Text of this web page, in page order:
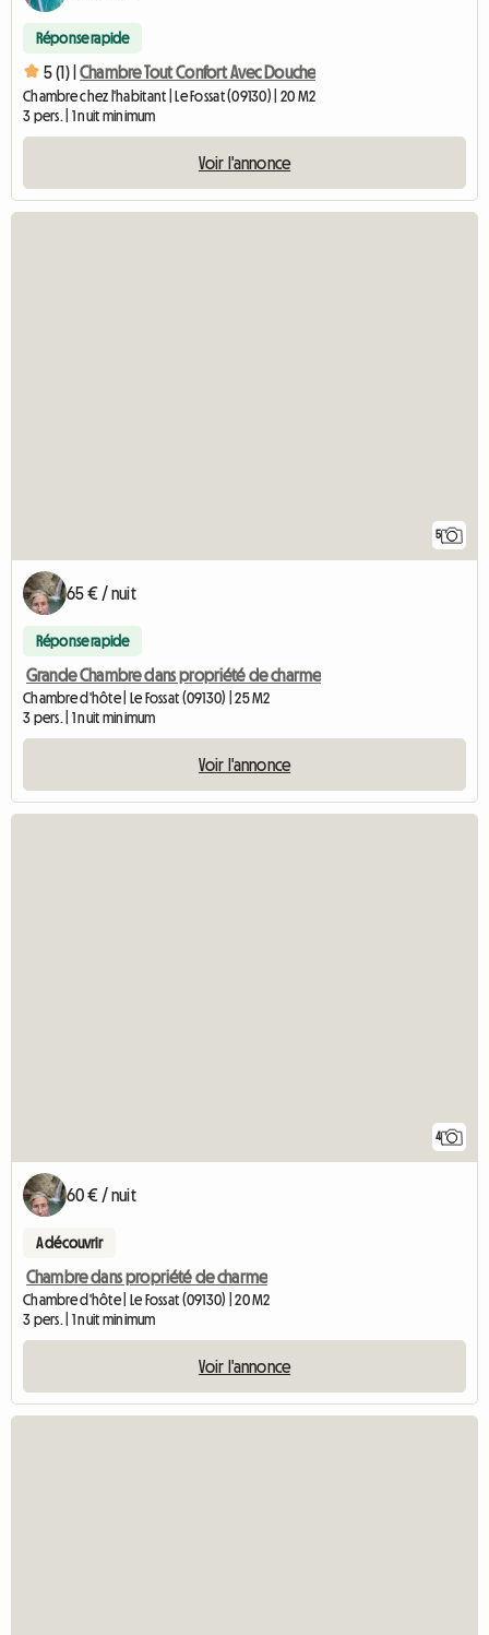
Réponse rapide
5 (1) | Chambre Tout Confort Avec Douche
Chambre chez l'habitant | Le Fossat (09130) | 20 M2
3 pers. | 1 nuit minimum
Voir l'annonce
5
65 € / nuit
Réponse rapide
Grande Chambre dans propriété de charme
Chambre d'hôte | Le Fossat (09130) | 25 M2
3 pers. | 1 nuit minimum
Voir l'annonce
4
60 € / nuit
A découvrir
Chambre dans propriété de charme
Chambre d'hôte | Le Fossat (09130) | 20 M2
3 pers. | 1 nuit minimum
Voir l'annonce